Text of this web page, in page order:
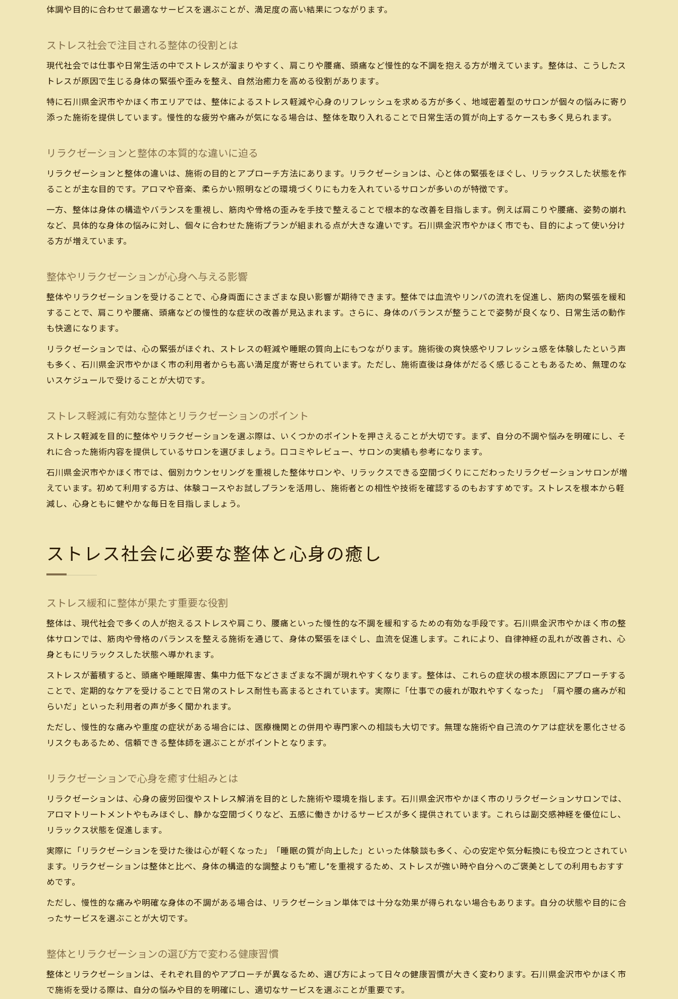
リラクゼーションの効果的な受け方を解説
整体とリラクゼーションの違いを徹底解説
ストレス対策で選ぶ整体とリラクゼーションの使い分け
整体が向いている人とリラクゼーション希望者の特徴
ストレス解消に最適な整体リラクゼーションとは
リラクゼーション目的での整体院選びの基準
心身のバランスを整える整体リラクゼーション
体調や目的に合わせて最適なサービスを選ぶことが、満足度の高い結果につながります。
ストレス社会で注目される整体の役割とは
現代社会では仕事や日常生活の中でストレスが溜まりやすく、肩こりや腰痛、頭痛など慢性的な不調を抱える方が増えています。整体は、こうしたス
トレスが原因で生じる身体の緊張や歪みを整え、自然治癒力を高める役割があります。
特に石川県金沢市やかほく市エリアでは、整体によるストレス軽減や心身のリフレッシュを求める方が多く、地域密着型のサロンが個々の悩みに寄り
添った施術を提供しています。慢性的な疲労や痛みが気になる場合は、整体を取り入れることで日常生活の質が向上するケースも多く見られます。
リラクゼーションと整体の本質的な違いに迫る
リラクゼーションと整体の違いは、施術の目的とアプローチ方法にあります。リラクゼーションは、心と体の緊張をほぐし、リラックスした状態を作
ることが主な目的です。アロマや音楽、柔らかい照明などの環境づくりにも力を入れているサロンが多いのが特徴です。
一方、整体は身体の構造やバランスを重視し、筋肉や骨格の歪みを手技で整えることで根本的な改善を目指します。例えば肩こりや腰痛、姿勢の崩れ
など、具体的な身体の悩みに対し、個々に合わせた施術プランが組まれる点が大きな違いです。石川県金沢市やかほく市でも、目的によって使い分け
る方が増えています。
整体やリラクゼーションが心身へ与える影響
整体やリラクゼーションを受けることで、心身両面にさまざまな良い影響が期待できます。整体では血流やリンパの流れを促進し、筋肉の緊張を緩和
することで、肩こりや腰痛、頭痛などの慢性的な症状の改善が見込まれます。さらに、身体のバランスが整うことで姿勢が良くなり、日常生活の動作
も快適になります。
リラクゼーションでは、心の緊張がほぐれ、ストレスの軽減や睡眠の質向上にもつながります。施術後の爽快感やリフレッシュ感を体験したという声
も多く、石川県金沢市やかほく市の利用者からも高い満足度が寄せられています。ただし、施術直後は身体がだるく感じることもあるため、無理のな
いスケジュールで受けることが大切です。
ストレス軽減に有効な整体とリラクゼーションのポイント
ストレス軽減を目的に整体やリラクゼーションを選ぶ際は、いくつかのポイントを押さえることが大切です。まず、自分の不調や悩みを明確にし、そ
れに合った施術内容を提供しているサロンを選びましょう。口コミやレビュー、サロンの実績も参考になります。
石川県金沢市やかほく市では、個別カウンセリングを重視した整体サロンや、リラックスできる空間づくりにこだわったリラクゼーションサロンが増
えています。初めて利用する方は、体験コースやお試しプランを活用し、施術者との相性や技術を確認するのもおすすめです。ストレスを根本から軽
減し、心身ともに健やかな毎日を目指しましょう。
ストレス社会に必要な整体と心身の癒し
ストレス緩和に整体が果たす重要な役割
整体は、現代社会で多くの人が抱えるストレスや肩こり、腰痛といった慢性的な不調を緩和するための有効な手段です。石川県金沢市やかほく市の整
体サロンでは、筋肉や骨格のバランスを整える施術を通じて、身体の緊張をほぐし、血流を促進します。これにより、自律神経の乱れが改善され、心
身ともにリラックスした状態へ導かれます。
ストレスが蓄積すると、頭痛や睡眠障害、集中力低下などさまざまな不調が現れやすくなります。整体は、これらの症状の根本原因にアプローチする
ことで、定期的なケアを受けることで日常のストレス耐性も高まるとされています。実際に「仕事での疲れが取れやすくなった」「肩や腰の痛みが和
らいだ」といった利用者の声が多く聞かれます。
ただし、慢性的な痛みや重度の症状がある場合には、医療機関との併用や専門家への相談も大切です。無理な施術や自己流のケアは症状を悪化させる
リスクもあるため、信頼できる整体師を選ぶことがポイントとなります。
リラクゼーションで心身を癒す仕組みとは
リラクゼーションは、心身の疲労回復やストレス解消を目的とした施術や環境を指します。石川県金沢市やかほく市のリラクゼーションサロンでは、
アロマトリートメントやもみほぐし、静かな空間づくりなど、五感に働きかけるサービスが多く提供されています。これらは副交感神経を優位にし、
リラックス状態を促進します。
実際に「リラクゼーションを受けた後は心が軽くなった」「睡眠の質が向上した」といった体験談も多く、心の安定や気分転換にも役立つとされてい
ます。リラクゼーションは整体と比べ、身体の構造的な調整よりも“癒し”を重視するため、ストレスが強い時や自分へのご褒美としての利用もおすす
めです。
ただし、慢性的な痛みや明確な身体の不調がある場合は、リラクゼーション単体では十分な効果が得られない場合もあります。自分の状態や目的に合
ったサービスを選ぶことが大切です。
整体とリラクゼーションの選び方で変わる健康習慣
整体とリラクゼーションは、それぞれ目的やアプローチが異なるため、選び方によって日々の健康習慣が大きく変わります。石川県金沢市やかほく市
で施術を受ける際は、自分の悩みや目的を明確にし、適切なサービスを選ぶことが重要です。